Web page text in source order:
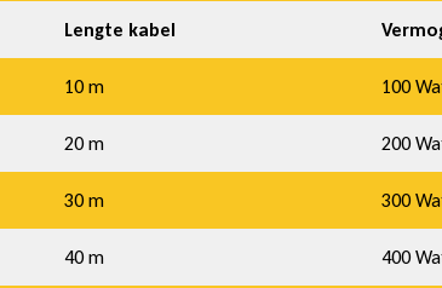
Lengte kabel
10 m 100
20 m 200
30 m 300
40 m 400